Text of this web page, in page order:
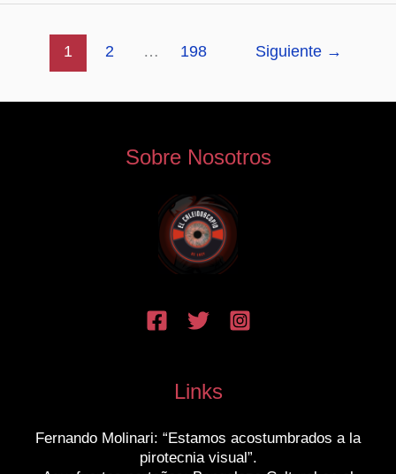
1 2 … 198 Siguiente →
Sobre Nosotros
Links
Fernando Molinari: “Estamos acostumbrados a la
pirotecnia visual”.